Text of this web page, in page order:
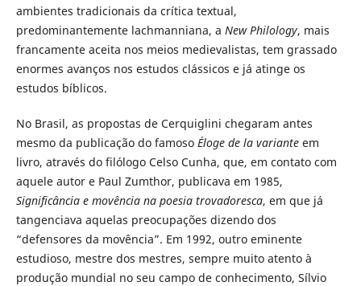
ambientes tradicionais da crítica textual,
predominantemente lachmanniana, a New Philology, mais
francamente aceita nos meios medievalistas, tem grassado
enormes avanços nos estudos clássicos e já atinge os
estudos bíblicos.
No Brasil, as propostas de Cerquiglini chegaram antes
mesmo da publicação do famoso Éloge de la varianteem
livro, através do filólogo Celso Cunha, que, em contato com
aquele autor e Paul Zumthor, publicava em 1985,
Significância e movência na poesia trovadoresca, em que já
tangenciava aquelas preocupações dizendo dos
“defensores da movência”. Em 1992, outro eminente
estudioso, mestre dos mestres, sempre muito atento à
produção mundial no seu campo de conhecimento, Sílvio